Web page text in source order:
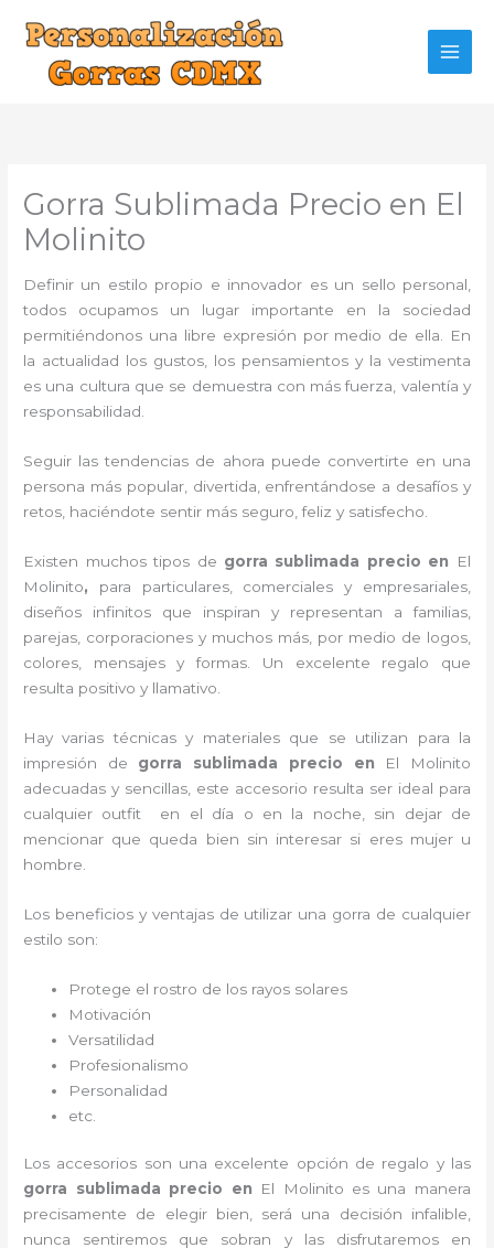
contenido
Gorra Sublimada Precio en El
Molinito
Definir un estilo propio e innovador es un sello personal,
todos ocupamos un lugar importante en la sociedad
permitiéndonos una libre expresión por medio de ella. En
la actualidad los gustos, los pensamientos y la vestimenta
es una cultura que se demuestra con más fuerza, valentía y
responsabilidad.
Seguir las tendencias de ahora puede convertirte en una
persona más popular, divertida, enfrentándose a desafíos y
retos, haciéndote sentir más seguro, feliz y satisfecho.
Existen muchos tipos de gorra sublimada precio en
El
Molinito, para particulares, comerciales y empresariales,
diseños infinitos que inspiran y representan a familias,
parejas, corporaciones y muchos más, por medio de logos,
colores, mensajes y formas. Un excelente regalo que
resulta positivo y llamativo.
Hay varias técnicas y materiales que se utilizan para la
impresión de gorra sublimada precio en
El Molinito
adecuadas y sencillas, este accesorio resulta ser ideal para
cualquier outfit en el día o en la noche, sin dejar de
mencionar que queda bien sin interesar si eres mujer u
hombre.
Los beneficios y ventajas de utilizar una gorra de cualquier
estilo son:
Protege el rostro de los rayos solares
Motivación
Versatilidad
Profesionalismo
Personalidad
etc.
Los accesorios son una excelente opción de regalo y las
gorra sublimada precio en
El Molinito es una manera
precisamente de elegir bien, será una decisión infalible,
nunca sentiremos que sobran y las disfrutaremos en